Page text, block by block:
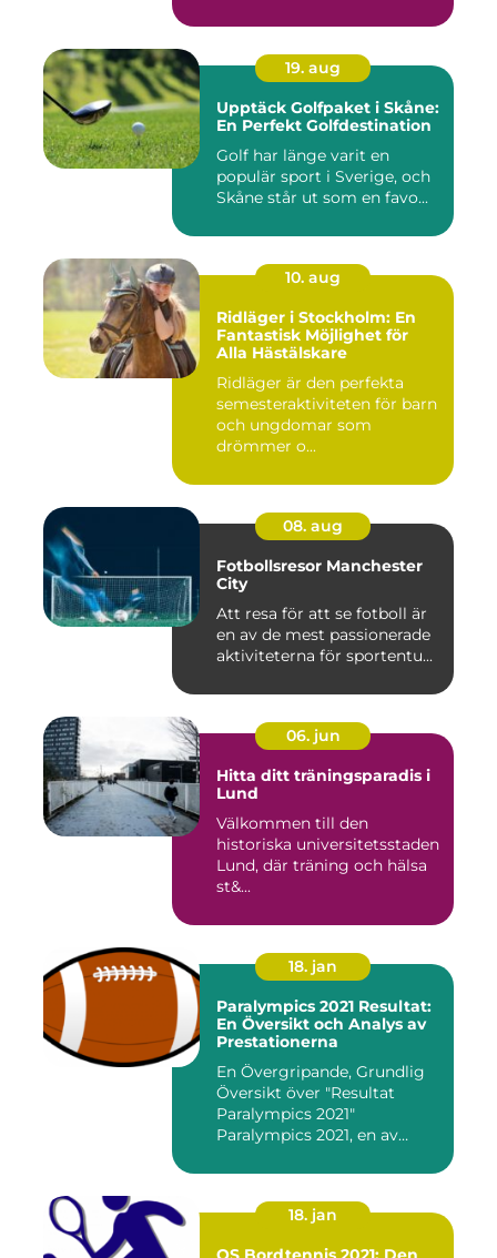
19. aug
Upptäck Golfpaket i Skåne:
En Perfekt Golfdestination
Golf har länge varit en
populär sport i Sverige, och
Skåne står ut som en favo...
10. aug
Ridläger i Stockholm: En
Fantastisk Möjlighet för
Alla Hästälskare
Ridläger är den perfekta
semesteraktiviteten för barn
och ungdomar som
drömmer o...
08. aug
Fotbollsresor Manchester
City
Att resa för att se fotboll är
en av de mest passionerade
aktiviteterna för sportentu...
06. jun
Hitta ditt träningsparadis i
Lund
Välkommen till den
historiska universitetsstaden
Lund, där träning och hälsa
st&...
18. jan
Paralympics 2021 Resultat:
En Översikt och Analys av
Prestationerna
En Övergripande, Grundlig
Översikt över "Resultat
Paralympics 2021"
Paralympics 2021, en av
18. jan